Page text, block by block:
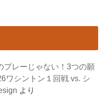
プレーじゃない！3つの願
ワシントン１回戦 vs. シ
より